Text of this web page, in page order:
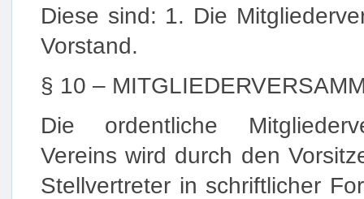
Diese sind: 1. Die
Vorstand.
§ 10 –
Die ordentliche
Vereins wird durch den
Stellvertreter in schriftlicher